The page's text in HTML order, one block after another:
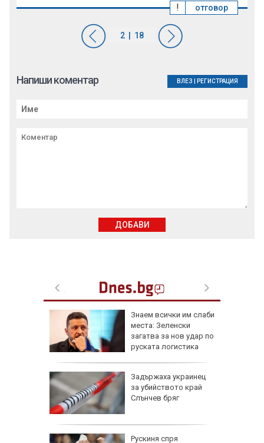
Знаем всички им слаби
места: Зеленски
загатва за нов удар по
руската логистика
Задържаха украинец
за убийството край
Слънчев бряг
Рускиня спря
отговор
!
Напиши коментар ВЛЕЗ РЕГИСТРАЦИЯ
ДОБАВИ